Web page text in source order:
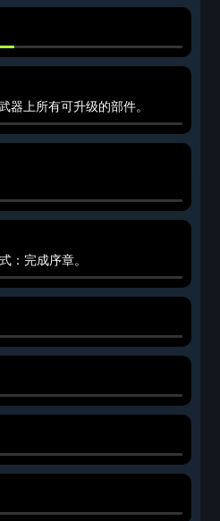
器上所有可升级的部件。
：完成序章。